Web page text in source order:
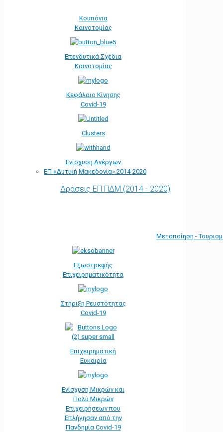
Κουπόνια
Καινοτομίας
Επενδυτικά Σχέδια
Καινοτομίας
Κεφάλαιο Κίνησης
Covid-19
Clusters
Ενίσχυση Ανέργων
ΕΠ «Δυτική Μακεδονία» 2014-2020
Δράσεις ΕΠ ΠΔΜ (2014 - 2020)
Μεταποίηση -
Εξωστρεφής
Επιχειρηματικότητα
Στήριξη Ρευστότητας
Covid-19
Επιχειρηματική
Ευκαιρία
Ενίσχυση Μικρών και
Πολύ Μικρών
Επιχειρήσεων που
Επλήγησαν από την
Πανδημία Covid-19